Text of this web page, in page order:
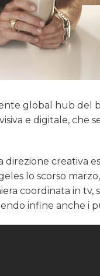
global hub
e digitale, che
direzione creativa
lo scorso
coordinata in tv,
infine anche i